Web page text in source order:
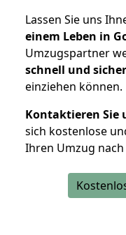
Lassen Sie uns
einem Leben in
Umzugspartner
schnell und sicher
einziehen können.
Kontaktieren Sie
sich kostenlose
Ihren Umzug nach